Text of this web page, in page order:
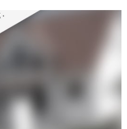
hochwertige Ausstattung, die
einem stilvollen Ambiente